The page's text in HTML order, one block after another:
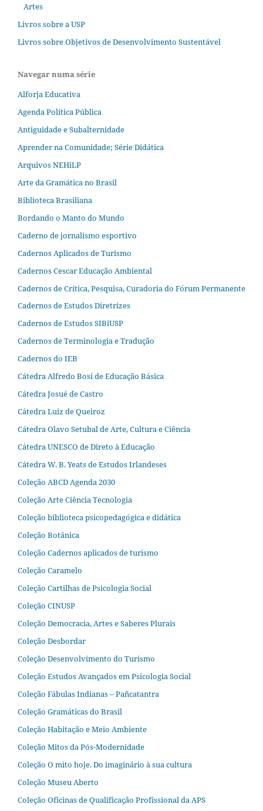
Artes
Livros sobre a USP
Livros sobre Objetivos de Desenvolvimento Sustentável
Navegar numa série
Alforja Educativa
Agenda Política Pública
Antiguidade e Subalternidade
Aprender na Comunidade; Série Didática
Arquivos NEHiLP
Arte da Gramática no Brasil
Biblioteca Brasiliana
Bordando o Manto do Mundo
Caderno de jornalismo esportivo
Cadernos Aplicados de Turismo
Cadernos Cescar Educação Ambiental
Cadernos de Crítica, Pesquisa, Curadoria do Fórum Permanente
Cadernos de Estudos Diretrizes
Cadernos de Estudos SIBiUSP
Cadernos de Terminologia e Tradução
Cadernos do IEB
Cátedra Alfredo Bosi de Educação Básica
Cátedra Josué de Castro
Cátedra Luiz de Queiroz
Cátedra Olavo Setubal de Arte, Cultura e Ciência
Cátedra UNESCO de Direto à Educação
Cátedra W. B. Yeats de Estudos Irlandeses
Coleção ABCD Agenda 2030
Coleção Arte Ciência Tecnologia
Coleção biblioteca psicopedagógica e didática
Coleção Botânica
Coleção Cadernos aplicados de turismo
Coleção Caramelo
Coleção Cartilhas de Psicologia Social
Coleção CINUSP
Coleção Democracia, Artes e Saberes Plurais
Coleção Desbordar
Coleção Desenvolvimento do Turismo
Coleção Estudos Avançados em Psicologia Social
Coleção Fábulas Indianas – Pañcatantra
Coleção Gramáticas do Brasil
Coleção Habitação e Meio Ambiente
Coleção Mitos da Pós-Modernidade
Coleção O mito hoje. Do imaginário à sua cultura
Coleção Museu Aberto
Coleção Oficinas de Qualificação Profissional da APS